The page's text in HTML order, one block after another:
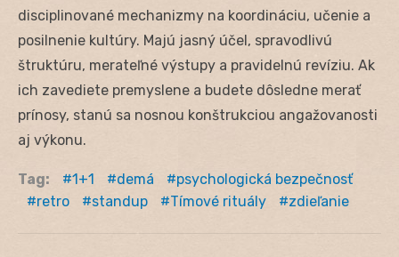
disciplinované mechanizmy na koordináciu, učenie a
posilnenie kultúry. Majú jasný účel, spravodlivú
štruktúru, merateľné výstupy a pravidelnú revíziu. Ak
ich zavediete premyslene a budete dôsledne merať
prínosy, stanú sa nosnou konštrukciou angažovanosti
aj výkonu.
Tag: 1+1 demá
psychologická bezpečnosť
retro
standup Tímové rituály zdieľanie